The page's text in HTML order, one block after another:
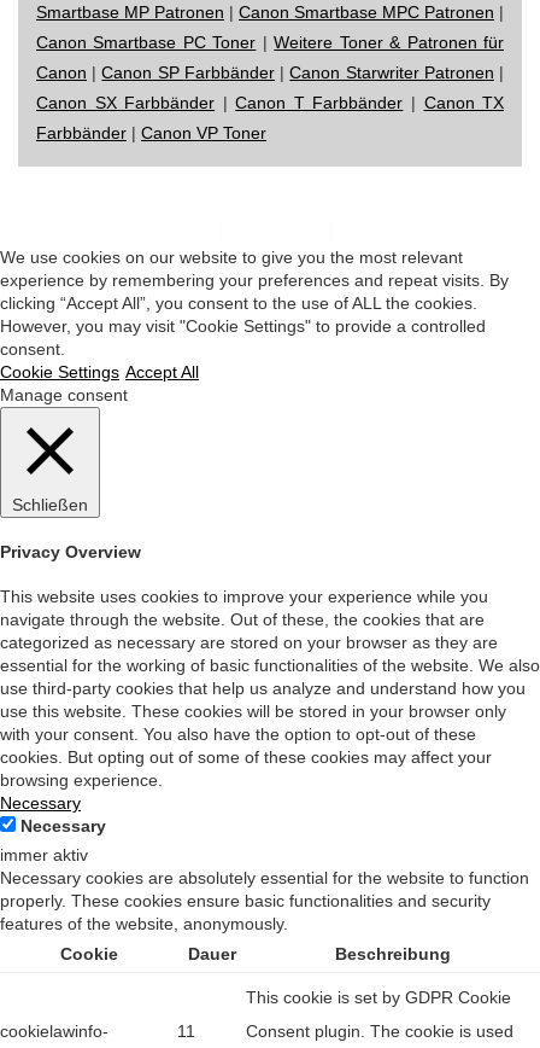
Smartbase MP Patronen | Canon Smartbase MPC Patronen |
Canon Smartbase PC Toner |Weitere Toner & Patronen für
Canon |Canon SP Farbbänder|Canon Starwriter Patronen |
Canon SX Farbbänder |Canon T Farbbänder | Canon TX
Farbbänder | Canon VP Toner
We use cookies on our website to give you the most relevant
experience by remembering your preferences and repeat visits. By
clicking “Accept All”, you consent to the use of ALL the cookies.
However, you may visit "Cookie Settings" to provide a controlled
consent.
Cookie Settings Accept All
Manage consent
Schließen
Privacy Overview
This website uses cookies to improve your experience while you
navigate through the website. Out of these, the cookies that are
categorized as necessary are stored on your browser as they are
essential for the working of basic functionalities of the website. We also
use third-party cookies that help us analyze and understand how you
use this website. These cookies will be stored in your browser only
with your consent. You also have the option to opt-out of these
cookies. But opting out of some of these cookies may affect your
browsing experience.
Necessary
Necessary
immer aktiv
Necessary cookies are absolutely essential for the website to function
properly. These cookies ensure basic functionalities and security
features of the website, anonymously.
Cookie
Dauer Beschreibung
cookielawinfo-
11
This cookie is set by GDPR Cookie
Consent plugin. The cookie is used